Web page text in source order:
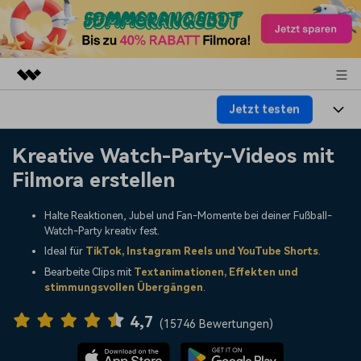
Dienstprogramme
Business
Überblick
Über uns
Presseraum
Shop
Support
Jetzt testen
Produkte
Plattformen
Funktionen
Assets
KI
Video/Foto
Audio
Lösungen
Soziale Medien
Lifestyle & Spaß
Ressourcen
Über 100 heiße Video-
Beherrschen Sie
Hilfe-Center
Erste Schritte
Kreative Watch-Party-Videos mit
Filmora erstellen
Halte Reaktionen, Jubel und Fan-Momente bei deiner Fußball-
Watch-Party kreativ fest.
Ideal für TikTok, Instagram Reels und YouTube Shorts.
Bearbeite Clips mit Textanimationen, Effekten und
stimmungsvollen Übergängen
4,7 (15746 Bewertungen)